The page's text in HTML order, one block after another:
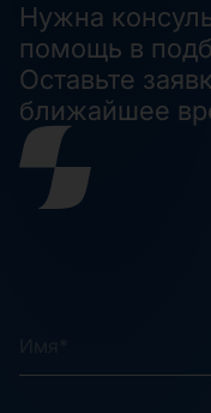
Нужна
помощь в
Оставьте
ближайшее